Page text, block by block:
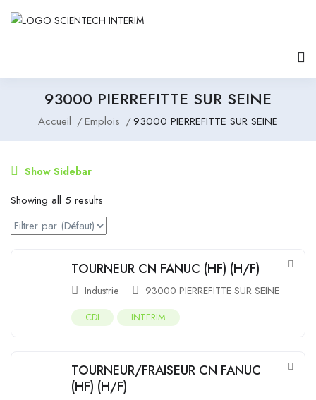
93000 PIERREFITTE SUR SEINE
Accueil Emplois 93000 PIERREFITTE SUR SEINE
Show Sidebar
Showing all 5 results
TOURNEUR CN FANUC (HF) (H/F)
Industrie 93000 PIERREFITTE SUR SEINE
CDI INTERIM
TOURNEUR/FRAISEUR CN FANUC
(HF) (H/F)